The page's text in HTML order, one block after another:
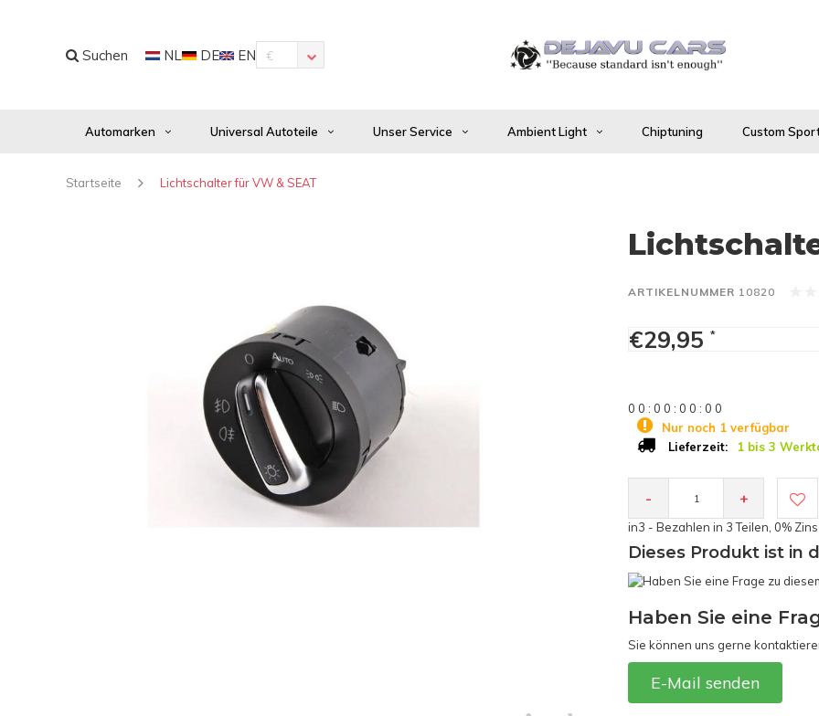
Suchen NL DE EN €
Automarken Universal Autoteile Unser Service Ambient Light Chiptuning Custom
Startseite Lichtschalter für VW & SEAT
ARTIKELNUMMER 10820
€29,95 *
0 0 : 0 0 : 0 0 : 0 0
Nur noch 1 verfügbar
Lieferzeit:
1 bis 3
- +
in3 - Bezahlen in 3 Teilen, 0%
Dieses Produkt ist in
Haben Sie eine
Sie können uns gerne
E-Mail senden